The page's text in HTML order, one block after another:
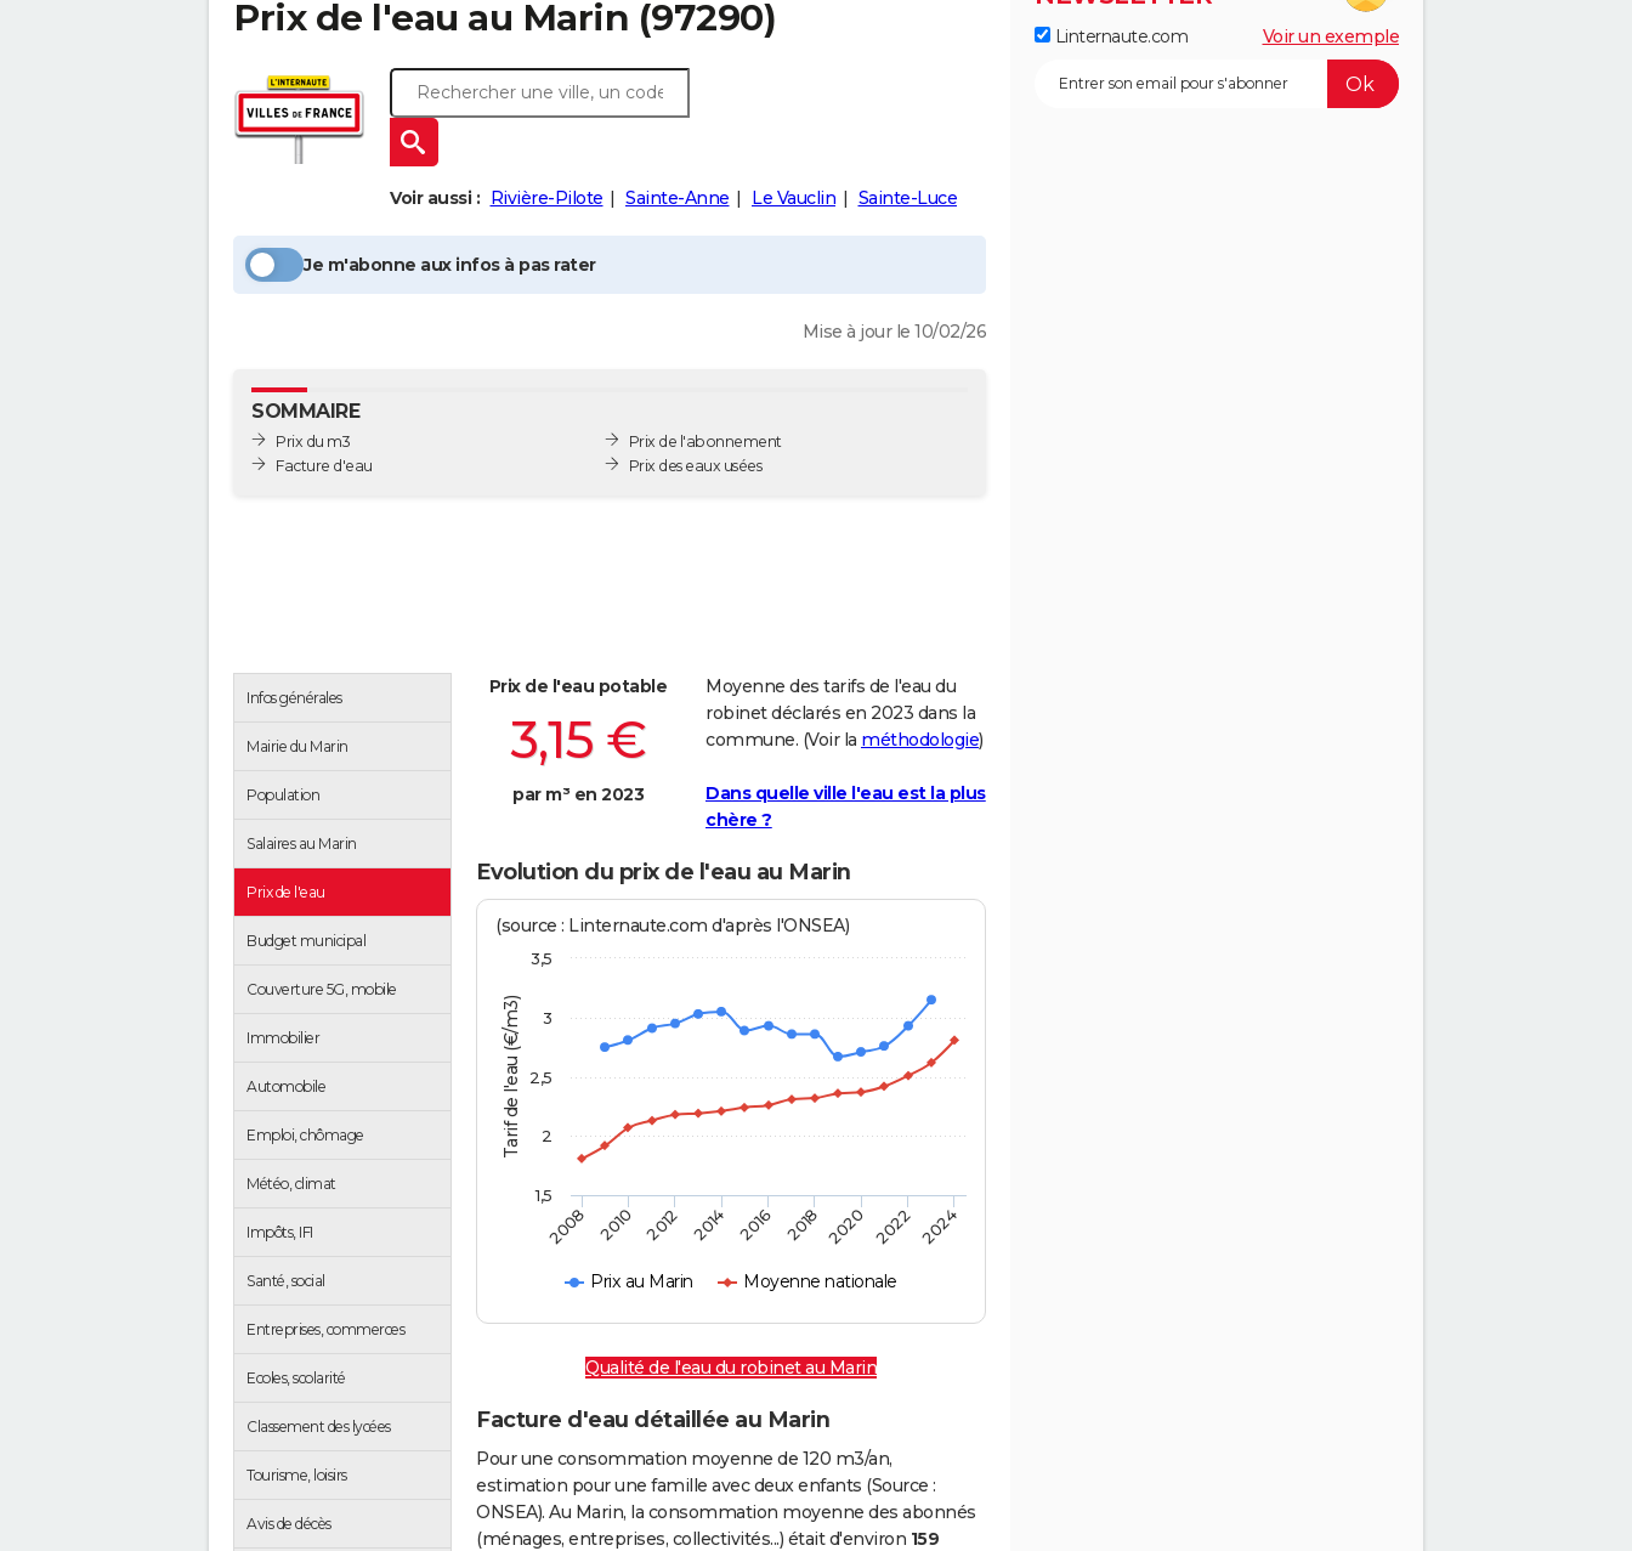
Prix de l'eau au Marin (97290)
Voir aussi : Rivière-Pilote Sainte-Anne Le Vauclin Sainte-Luce
Je m'abonne aux infos à pas rater
Mise à jour le 10/02/26
SOMMAIRE
Prix du m3
Facture d'eau
Prix de l'abonnement
Prix des eaux usées
Infos générales
Mairie du Marin
Population
Salaires au Marin
Prix de l'eau
Budget municipal
Couverture 5G, mobile
Immobilier
Automobile
Emploi, chômage
Météo, climat
Impôts, IFI
Santé, social
Entreprises, commerces
Ecoles, scolarité
Classement des lycées
Tourisme, loisirs
Avis de décès
Prix de l'eau potable
3,15 €
par m³ en 2023
Moyenne des tarifs de l'eau du
robinet déclarés en 2023 dans la
commune. (Voir la méthodologie)
Dans quelle ville l'eau est la plus
chère ?
Evolution du prix de l'eau au Marin
Tarif de l'eau (€/m3)
(source : Linternaute.com d'après l'ONSEA)
Prix au Marin Moyenne nationale
2008 2010 2012 2014 2016 2018 2020 2022 2024
1,5
2
2,5
3
3,5
Qualité de l'eau du robinet au Marin
Facture d'eau détaillée au Marin
Pour une consommation moyenne de 120 m3/an,
estimation pour une famille avec deux enfants (Source :
ONSEA). Au Marin, la consommation moyenne des abonnés
(ménages, entreprises, collectivités...) était d'environ 159
Linternaute.com Voir un exemple